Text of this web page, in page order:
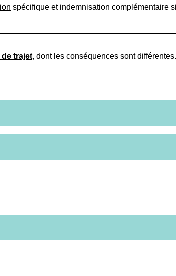
spécifique et indemnisation complémentaire
de trajet, dont les conséquences sont différentes.